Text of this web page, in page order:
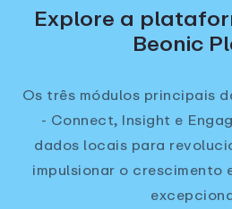
Explore a
Beonic
Os três módulos principais
- Connect, Insight e
dados locais para
impulsionar o crescimento